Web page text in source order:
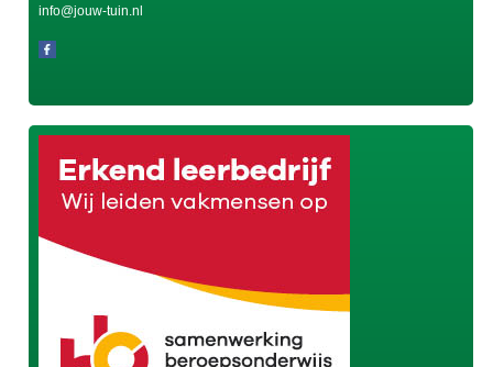
info@jouw-tuin.nl